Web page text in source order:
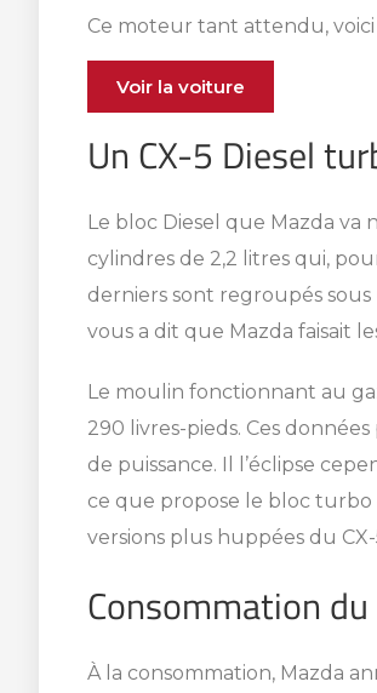
Ce moteur tant attendu,
Voir la voiture
Un CX-5 Diesel
Le bloc Diesel que Mazda va
cylindres de 2,2 litres qui,
derniers sont regroupés
vous a dit que Mazda faisait
Le moulin fonctionnant au
290 livres-pieds. Ces
de puissance. Il l’éclipse
ce que propose le bloc turbo
versions plus huppées du CX-
Consommation
À la consommation, Mazda